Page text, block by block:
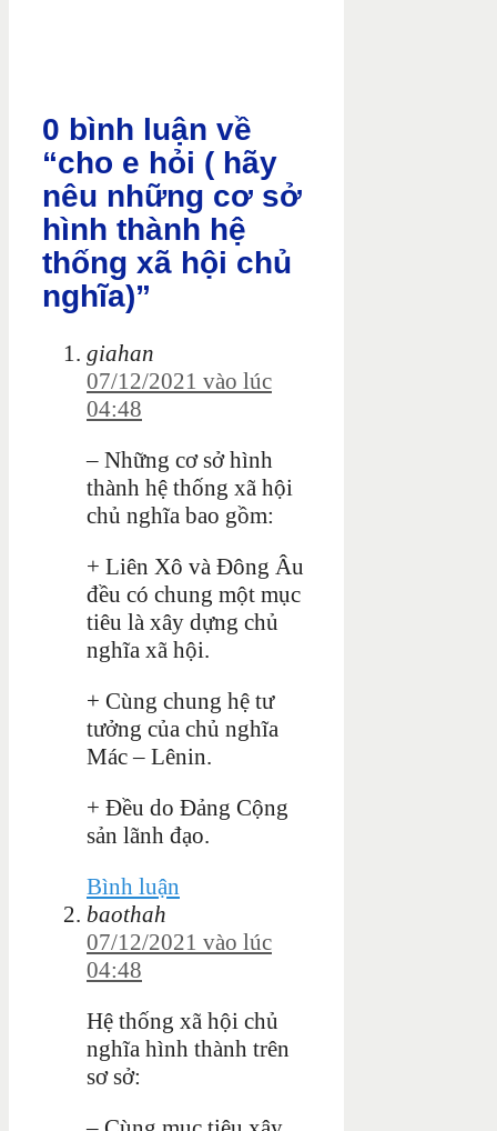
0 bình luận về
“cho e hỏi ( hãy
nêu những cơ sở
hình thành hệ
thống xã hội chủ
nghĩa)”
giahan
07/12/2021 vào lúc
04:48
– Những cơ sở hình
thành hệ thống xã hội
chủ nghĩa bao gồm:
+ Liên Xô và Đông Âu
đều có chung một mục
tiêu là xây dựng chủ
nghĩa xã hội.
+ Cùng chung hệ tư
tưởng của chủ nghĩa
Mác – Lênin.
+ Đều do Đảng Cộng
sản lãnh đạo.
Bình luận
baothah
07/12/2021 vào lúc
04:48
Hệ thống xã hội chủ
nghĩa hình thành trên
sơ sở: